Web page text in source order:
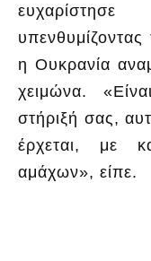
η Ουκρανία
χειμώνα.
στήριξή σας,
έρχεται, με
αμάχων», είπε.